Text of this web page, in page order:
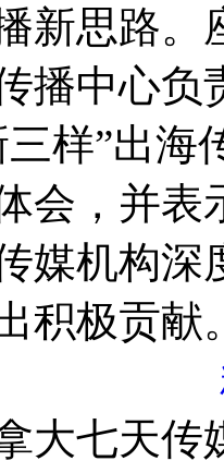
新思路。
播中心负
样”出海
会，并
媒机构深
积极贡献
大七天传